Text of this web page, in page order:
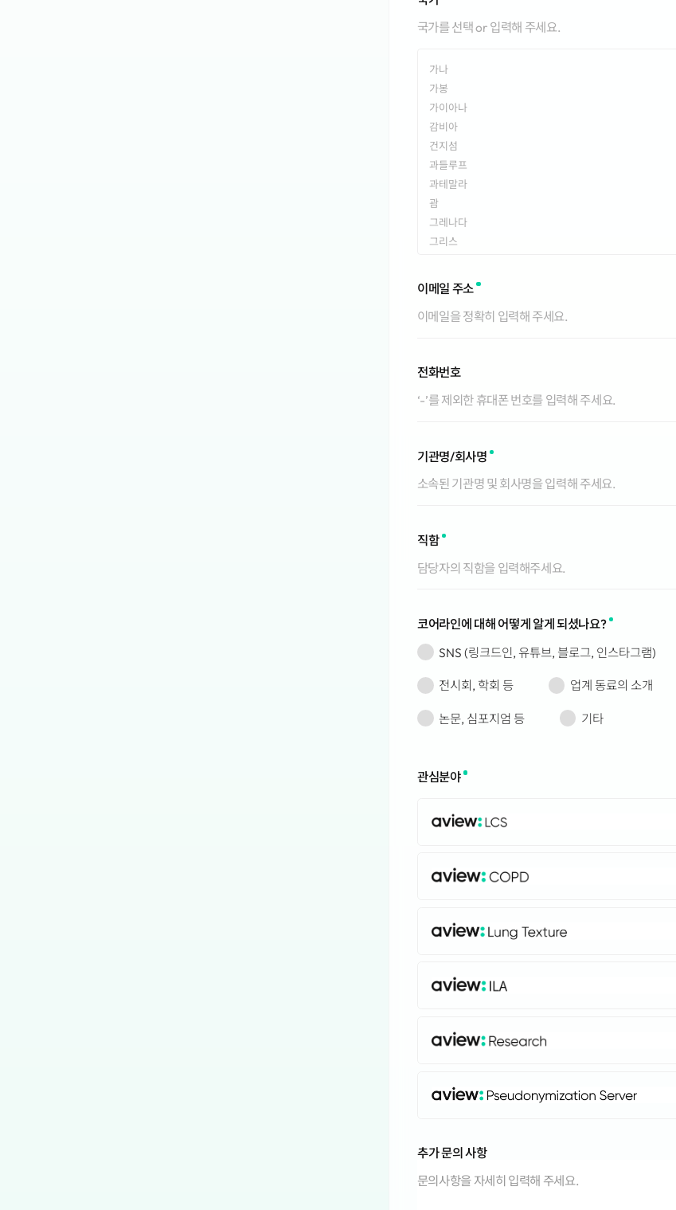
가나
가봉
가이아나
감비아
건지섬
과들루프
과테말라
괌
그레나다
그리스
기니비사우
기니
나미비아
남극
남수단
네팔
노퍽섬
니우에
니제르
덴마크
도미니카 공화국
도미니카 연방
독일
라오스
러시아
레소토
룩셈부르크
리투아니아
마르티니크
마카오
말리
모나코
모로코
이메일 주소
전화번호
기관명/회사명
직함
코어라인에 대해 어떻게 알게 되셨나요?
SNS (링크드인, 유튜브, 블로그, 인스타그램)
전시회, 학회 등 업계 동료의 소개
논문, 심포지엄 등 기타
관심분야
AVIEW: LCS
AVIEW: COPD
AVIEW: Lung Texture
AVIEW: ILA
AVIEW: Research
AVIEW: Pseudonymization Server
추가 문의 사항